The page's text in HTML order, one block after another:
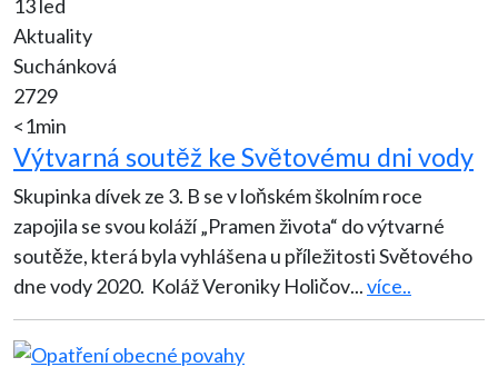
13 led
Aktuality
Suchánková
2729
<1min
Výtvarná soutěž ke Světovému dni vody
Skupinka dívek ze 3. B se v loňském školním roce
zapojila se svou koláží „Pramen života“ do výtvarné
soutěže, která byla vyhlášena u příležitosti Světového
dne vody 2020. Koláž Veroniky Holičov...více..